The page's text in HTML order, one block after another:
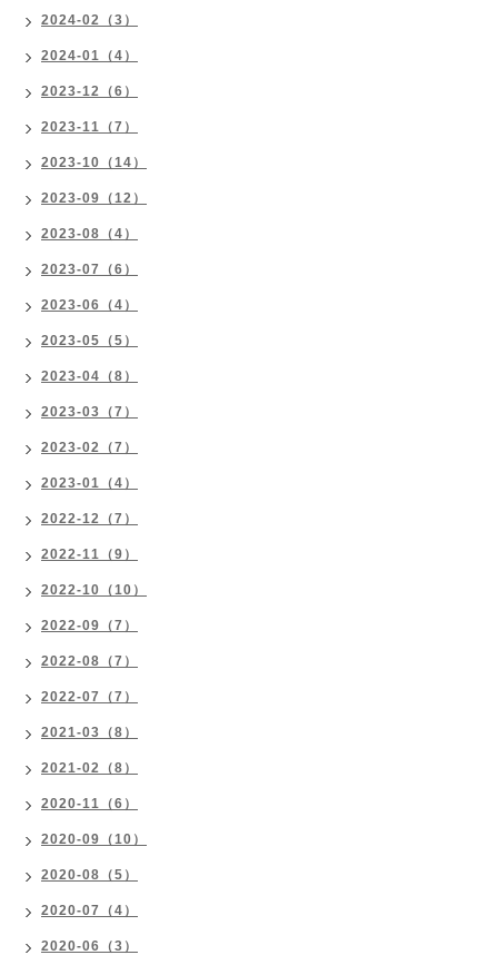
2024-02（3）
2024-01（4）
2023-12（6）
2023-11（7）
2023-10（14）
2023-09（12）
2023-08（4）
2023-07（6）
2023-06（4）
2023-05（5）
2023-04（8）
2023-03（7）
2023-02（7）
2023-01（4）
2022-12（7）
2022-11（9）
2022-10（10）
2022-09（7）
2022-08（7）
2022-07（7）
2021-03（8）
2021-02（8）
2020-11（6）
2020-09（10）
2020-08（5）
2020-07（4）
2020-06（3）